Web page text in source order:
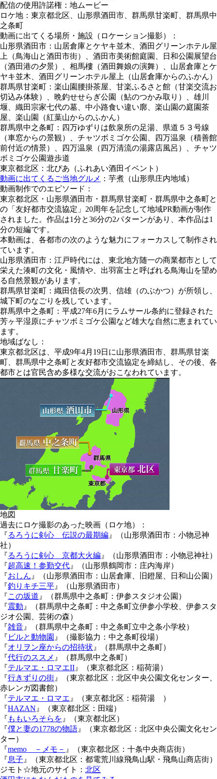
配信の使用許諾権：地ムービー
ロケ地：東京都北区、山形県酒田市、群馬県甘楽町、群馬県中
之条町
動画に出てくる場所・施設（ロケーション撮影）：
山形県酒田市：山居倉庫とケヤキ並木、酒田グリーンホテル屋
上（鳥海山と酒田市街）、酒田市美術館庭園、日和公園展望台
（酒田港の夕景）、相馬樓（酒田舞娘の演舞）、山居倉庫とケ
ヤキ並木、酒田グリーンホテル屋上（山居倉庫からのふかん）
群馬県甘楽町：楽山園腰掛茶屋、甘楽ふるさと館（甘楽交流お
切込み体験）、晩釣せせらぎ公園（鮎のつかみ取り）、雄川
堰、織田宗家七代の墓、中小路食い違い廓、楽山園の庭園茶
屋、楽山園（紅葉山からのふかん）
群馬県中之条町：四万ゆずりは飲泉所の足湯、県道５３号線
（車窓からの景観）、チャツボミゴケ公園、四万温泉（積善館
前付近の情景）、四万温泉（四万清流の湯露店風呂）、チャツ
ボミゴケ公園遊歩道
東京都北区：北ぴあ（ふれあい酒田イベント）
動画に出てくるご当地グルメ ：芋煮（山形県庄内地域）
動画制作でのエピソード：
東京都北区・山形県酒田市・群馬県甘楽町・群馬県中之条町と
の「友好都市交流協定」20周年を記念して地域PR動画が制作
されました。作品は1分と36分の2パターンがあり、本作品は1
分の短編です。
本動画は、各都市の次のような魅力にフォーカスして制作され
ています。
山形県酒田市：江戸時代には、東北地方随一の商業都市として
栄えた湊町の文化・風情や、出羽富士と呼ばれる鳥海山を望め
る自然景観があります。
群馬県甘楽町：織田信長の次男、信雄（のぶかつ）が所領し、
城下町のなごりを残しています。
群馬県中之条町：平成27年6月にラムサール条約に登録された
芳ヶ平湿原にチャツボミゴケ公園など雄大な自然に恵まれてい
ます。
地域ばなし：
東京都北区は、平成9年4月19日に山形県酒田市、群馬県甘楽
町、群馬県中之条町と友好都市交流協定を締結し、その後、各
都市とは官民含め多様な交流がおこなわれています。
地図
過去にロケ撮影のあった映画（ロケ地）：
『るろうに剣心 伝説の最期編 』（山形県酒田市：小物忌神
社）
『るろうに剣心 京都大火編 』（山形県酒田市：小物忌神社）
『超高速！参勤交代 』（山形県鶴岡市：庄内海岸）
『おしん 』（山形県酒田市：山居倉庫、旧鐙屋、日和山公園）
『釣りキチ三平 』（山形県酒田市）
『この坂道 』（群馬県中之条町：伊参スタジオ公園）
『震動 』（群馬県中之条町：中之条町立伊参小学校、伊参スタ
ジオ公園、芸術の森）
『雑音 』（群馬県中之条町：中之条町立中之条小学校）
『 ビルと動物園 』（撮影協力：中之条町役場）
『オリヲン座からの招待状 』（群馬県中之条町）
『代行のススメ 』（群馬県中之条町）
『テルマエ・ロマエII 』（東京都北区：稲荷湯）
『行きずりの街 』（東京都北区：北区中央公園文化センター、
赤レンガ図書館）
『テルマエ・ロマエ 』（東京都北区：稲荷湯 ）
『HAZAN 』（東京都北区：田端）
『 ももいろそらを 』（東京都北区）
『僕と妻の1778の物語 』（東京都北区：北区中央公園文化セン
ター）
『memo －メモ－ 』（東京都北区：十条中央商店街）
『息子 』（東京都北区：都電荒川線飛鳥山駅・飛鳥山商店街）
ジモト☆地元のサイト： 北区